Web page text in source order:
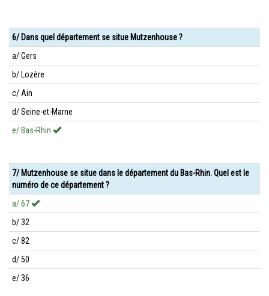
6/ Dans quel département se situe Mutzenhouse ?
a/ Gers
b/ Lozère
c/ Ain
d/ Seine-et-Marne
e/ Bas-Rhin
7/ Mutzenhouse se situe dans le département du Bas-Rhin. Quel est le
numéro de ce département ?
a/ 67
b/ 32
c/ 82
d/ 50
e/ 36